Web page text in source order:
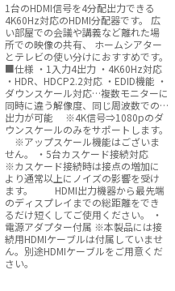
1台のHDMI信号を4分配出力できる
4K60Hz対応のHDMI分配器です。 広
い部屋での会議や講義など離れた場
所での映像の共有、 ホームシアター
とテレビの使い分けにおすすめです。
■仕様 ・1入力4出力 ・4K60Hz対応
・HDR、HDCP2.2対応 ・EDID機能 ・
ダウンスケール対応…複数モニターに
同時に違う解像度、同じ周波数での
出力が可能 ※4K信号⇒1080pのダ
ウンスケールのみをサポートします。
※アップスケール機能はございま
せん。 ・5台カスケード接続対応
※カスケード接続時は接点の増加に
より通常以上にノイズの影響を受け
ます。 HDMI出力機器から最先端
のディスプレイまでの総距離をでき
るだけ短くしてご使用ください。 ・
電源アダプター付属 ※本製品には接
続用HDMIケーブルは付属していませ
ん。別途HDMIケーブルをご用意くだ
さい。